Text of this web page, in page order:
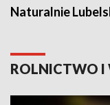
Naturalnie
ROLNICTWO I